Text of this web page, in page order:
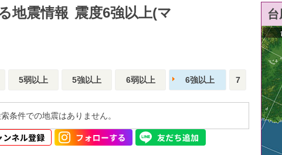
地震情報 震度6強以上(マ
5弱以上 5強以上 6弱以上 6強以上 7
条件での地震はありません。